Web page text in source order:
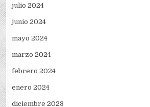
julio 2024
junio 2024
mayo 2024
marzo 2024
febrero 2024
enero 2024
diciembre 2023